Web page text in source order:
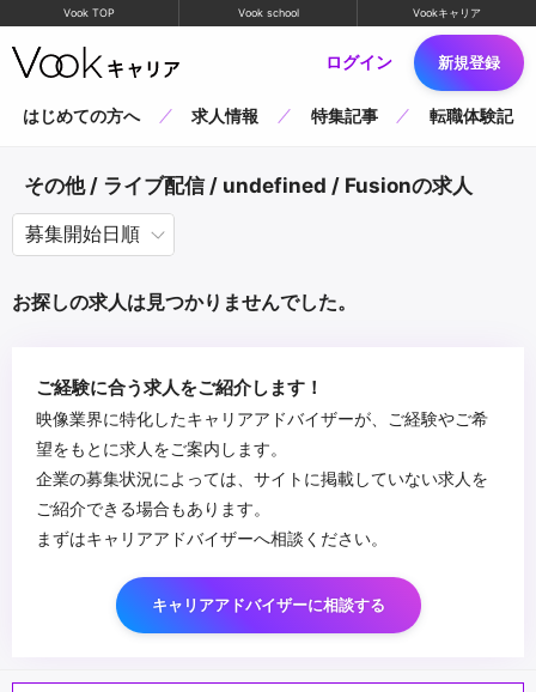
Vook TOP Vook school Vookキャリア
ログイン 新規登録
はじめての方へ 求人情報 特集記事 転職体験記
その他 / ライブ配信 / undefined / Fusionの求人
お探しの求人は見つかりませんでした。
ご経験に合う求人をご紹介します！
映像業界に特化したキャリアアドバイザーが、ご経験やご希
望をもとに求人をご案内します。
企業の募集状況によっては、サイトに掲載していない求人を
ご紹介できる場合もあります。
まずはキャリアアドバイザーへ相談ください。
キャリアアドバイザーに相談する